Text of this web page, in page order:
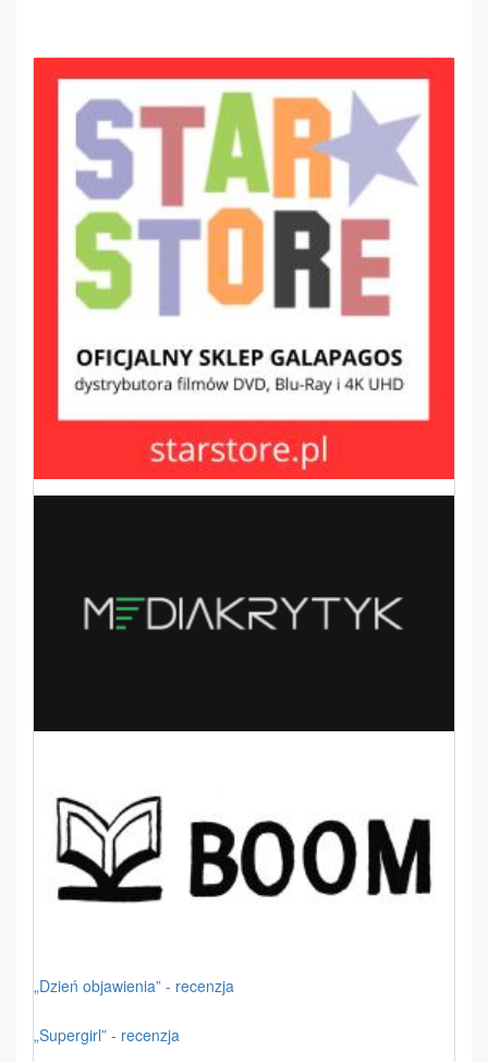
„Dzień objawienia” - recenzja
„Supergirl” - recenzja